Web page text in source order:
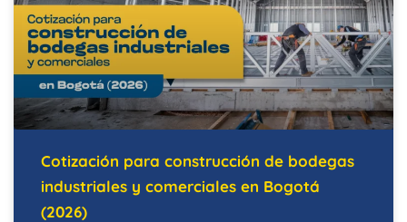
Cotización para construcción de bodegas
industriales y comerciales en Bogotá
(2026)